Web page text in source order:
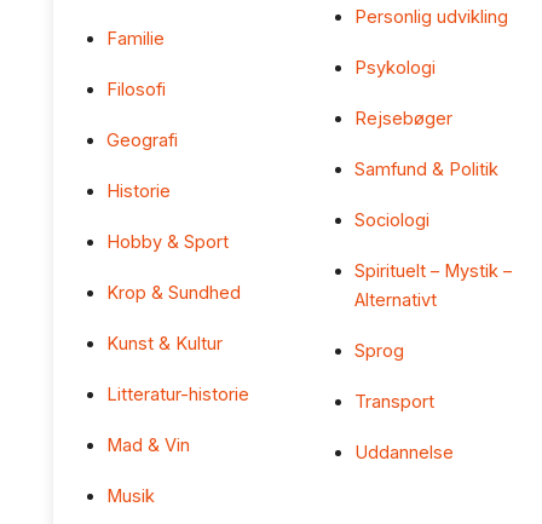
Familie
Filosofi
Geografi
Historie
Hobby & Sport
Krop & Sundhed
Kunst & Kultur
Litteratur-historie
Mad & Vin
Musik
Personlig udvikling
Psykologi
Rejsebøger
Samfund & Politik
Sociologi
Spirituelt – Mystik –
Alternativt
Sprog
Transport
Uddannelse